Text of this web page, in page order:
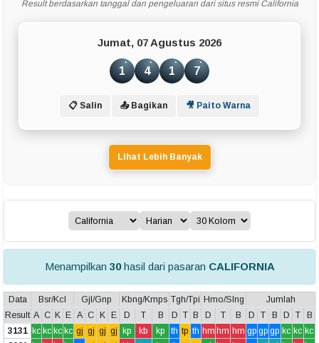
Result berdasarkan tanggal dan pengeluaran dari situs resmi California
Jumat, 07 Agustus 2026
1 4 1 7
📋 Salin 📤 Bagikan 🎥 Paito Warna
Lihat Lebih Banyak
Menampilkan 30hasil dari pasaran CALIFORNIA
Data Bsr/Kcl Gjl/Gnp Kbng/Kmps Tgh/Tpi Hmo/Slng
Jumlah
Result A C K E A C K E D T B D T B D T B D T B D T
B
3131 kc kc kc kc gj gj gj gj kp kb kp th tp th hm hm hm gp gp gp kc kc kc